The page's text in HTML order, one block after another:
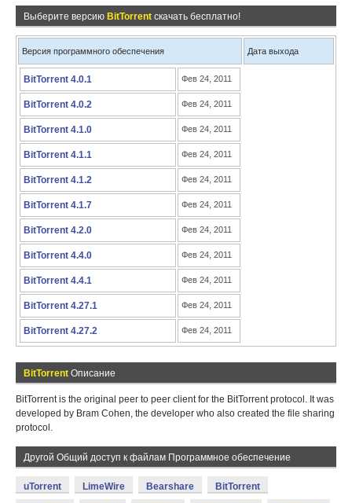
Выберите версию BitTorrent скачать бесплатно!
Версия программного обеспечения Дата выхода
BitTorrent 4.0.1 Фев 24, 2011
BitTorrent 4.0.2 Фев 24, 2011
BitTorrent 4.1.0 Фев 24, 2011
BitTorrent 4.1.1 Фев 24, 2011
BitTorrent 4.1.2 Фев 24, 2011
BitTorrent 4.1.7 Фев 24, 2011
BitTorrent 4.2.0 Фев 24, 2011
BitTorrent 4.4.0 Фев 24, 2011
BitTorrent 4.4.1 Фев 24, 2011
BitTorrent 4.27.1 Фев 24, 2011
BitTorrent 4.27.2 Фев 24, 2011
BitTorrent Описание
BitTorrent is the original peer to peer client for the BitTorrent protocol. It was
developed by Bram Cohen, the developer who also created the file sharing
protocol.
Другой Общий доступ к файлам Программное обеспечение
uTorrent LimeWire Bearshare BitTorrent